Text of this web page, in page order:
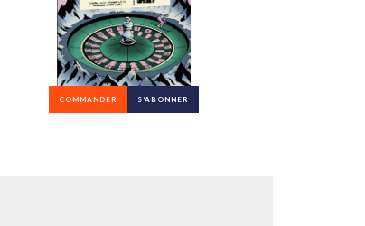
COMMANDER S’ABONNER